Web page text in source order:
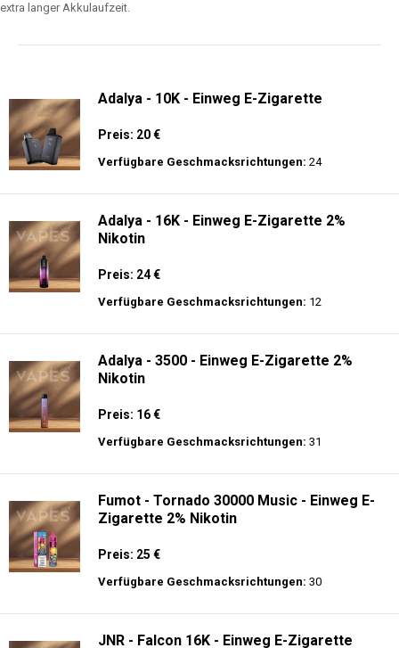
extra langer Akkulaufzeit.
Adalya - 10K - Einweg E-Zigarette
Preis: 20 €
Verfügbare Geschmacksrichtungen: 24
Adalya - 16K - Einweg E-Zigarette 2%
Nikotin
Preis: 24 €
Verfügbare Geschmacksrichtungen: 12
Adalya - 3500 - Einweg E-Zigarette 2%
Nikotin
Preis: 16 €
Verfügbare Geschmacksrichtungen: 31
Fumot - Tornado 30000 Music - Einweg E-
Zigarette 2% Nikotin
Preis: 25 €
Verfügbare Geschmacksrichtungen: 30
JNR - Falcon 16K - Einweg E-Zigarette